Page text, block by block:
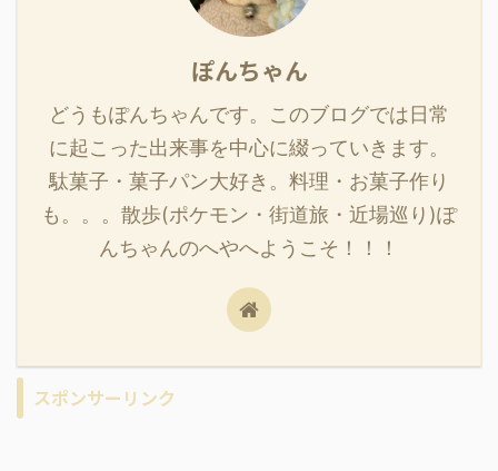
ぽんちゃん
どうもぽんちゃんです。このブログでは日常
に起こった出来事を中心に綴っていきます。
駄菓子・菓子パン大好き。料理・お菓子作り
も。。。散歩(ポケモン・街道旅・近場巡り)ぽ
んちゃんのへやへようこそ！！！
スポンサーリンク